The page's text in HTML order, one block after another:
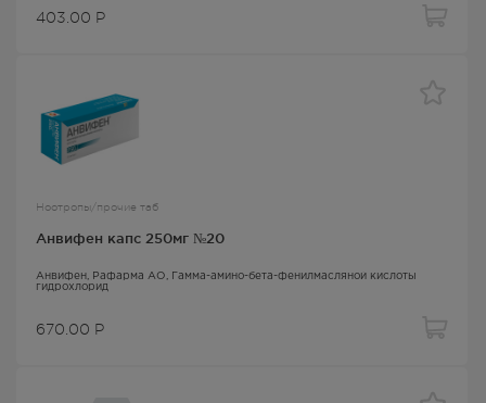
403.00 Р
Ноотропы/прочие таб
Анвифен капс 250мг №20
Анвифен , Рафарма АО,
Гамма-амино-бета-фенилмасляной кислоты
гидрохлорид
670.00 Р